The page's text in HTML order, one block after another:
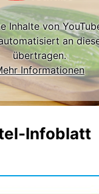
Inhalte von
an
übertragen.
Informationen
AKTIVIEREN
Infoblatt